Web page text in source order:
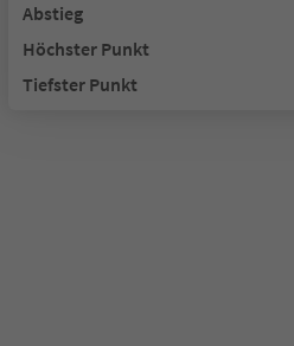
Abstieg
Höchster Punkt
Tiefster Punkt